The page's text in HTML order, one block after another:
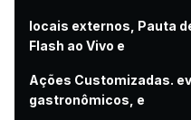
locais externos, Pauta
Flash ao Vivo e
Ações Customizadas.
gastronômicos, e